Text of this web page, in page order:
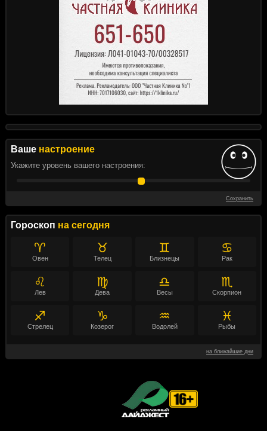
Ваше настроение
Укажите уровень вашего настроения:
Сохранить
Гороскоп на сегодня
♈
Овен
♉
Телец
♊
Близнецы
♋
Рак
♌
Лев
♍
Дева
♎
Весы
♏
Скорпион
♐
Стрелец
♑
Козерог
♒
Водолей
♓
Рыбы
на ближайшие дни